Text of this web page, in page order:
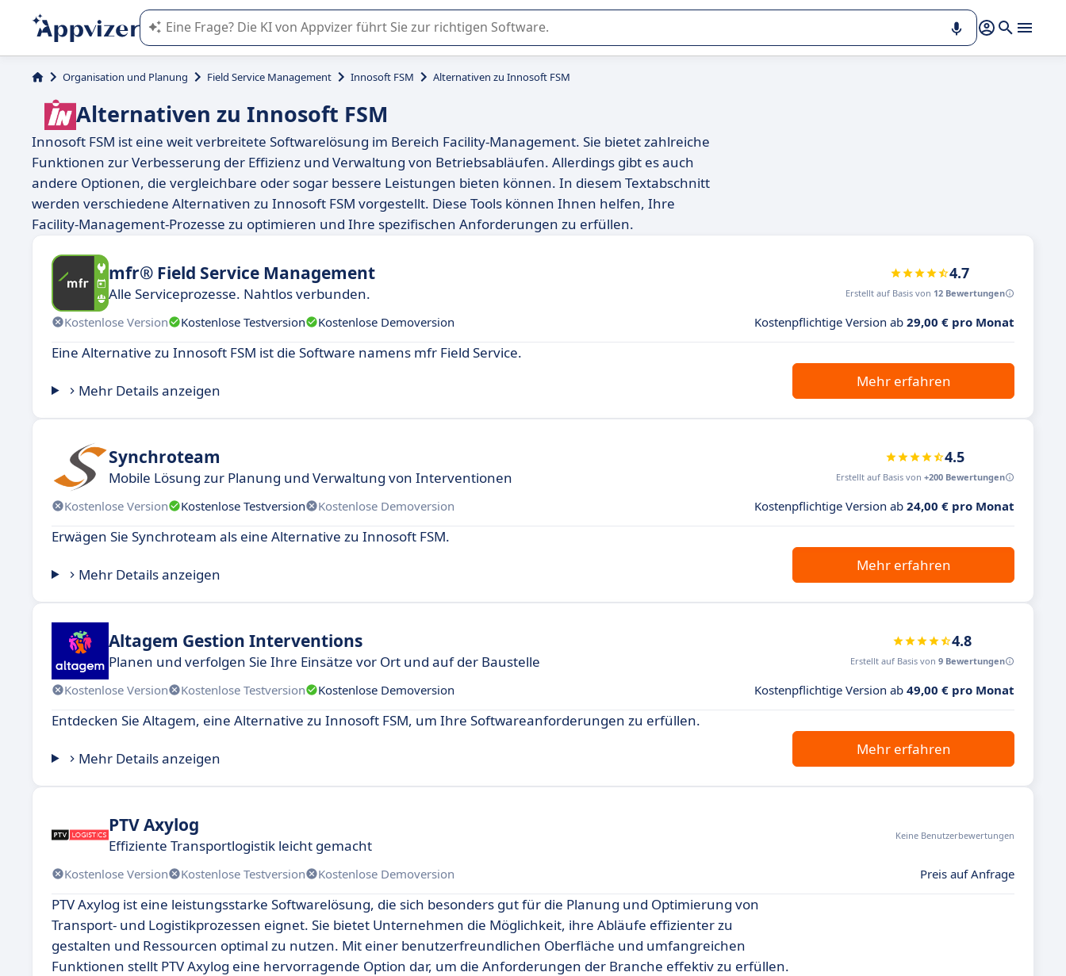
Die KI von Appvizer führt Sie bei der Nutzung oder Auswahl von SaaS-Software in Unternehmen.
Organisation und Planung Field Service Management Innosoft FSM Alternativen zu Innosoft FSM
Alternativen zu Innosoft FSM
Innosoft FSM ist eine weit verbreitete Softwarelösung im Bereich Facility-Management. Sie bietet zahlreiche
Funktionen zur Verbesserung der Effizienz und Verwaltung von Betriebsabläufen. Allerdings gibt es auch
andere Optionen, die vergleichbare oder sogar bessere Leistungen bieten können. In diesem Textabschnitt
werden verschiedene Alternativen zu Innosoft FSM vorgestellt. Diese Tools können Ihnen helfen, Ihre
Facility-Management-Prozesse zu optimieren und Ihre spezifischen Anforderungen zu erfüllen.
mfr® Field Service Management
Alle Serviceprozesse. Nahtlos verbunden.
4.7
Erstellt auf Basis von 12 Bewertungen
Kostenlose Version Kostenlose Testversion Kostenlose Demoversion Kostenpflichtige Version ab 29,00 € pro Monat
Eine Alternative zu Innosoft FSM ist die Software namens mfr Field Service.
Mehr Details anzeigen
Mehr erfahren
Synchroteam
Mobile Lösung zur Planung und Verwaltung von Interventionen
4.5
Erstellt auf Basis von +200 Bewertungen
Kostenlose Version Kostenlose Testversion Kostenlose Demoversion Kostenpflichtige Version ab 24,00 € pro Monat
Erwägen Sie Synchroteam als eine Alternative zu Innosoft FSM.
Mehr Details anzeigen
Mehr erfahren
Altagem Gestion Interventions
Planen und verfolgen Sie Ihre Einsätze vor Ort und auf der Baustelle
4.8
Erstellt auf Basis von 9 Bewertungen
Kostenlose Version Kostenlose Testversion Kostenlose Demoversion Kostenpflichtige Version ab 49,00 € pro Monat
Entdecken Sie Altagem, eine Alternative zu Innosoft FSM, um Ihre Softwareanforderungen zu erfüllen.
Mehr Details anzeigen
Mehr erfahren
PTV Axylog
Effiziente Transportlogistik leicht gemacht
Keine Benutzerbewertungen
Kostenlose Version Kostenlose Testversion Kostenlose Demoversion Preis auf Anfrage
PTV Axylog ist eine leistungsstarke Softwarelösung, die sich besonders gut für die Planung und Optimierung von
Transport- und Logistikprozessen eignet. Sie bietet Unternehmen die Möglichkeit, ihre Abläufe effizienter zu
gestalten und Ressourcen optimal zu nutzen. Mit einer benutzerfreundlichen Oberfläche und umfangreichen
Funktionen stellt PTV Axylog eine hervorragende Option dar, um die Anforderungen der Branche effektiv zu erfüllen.